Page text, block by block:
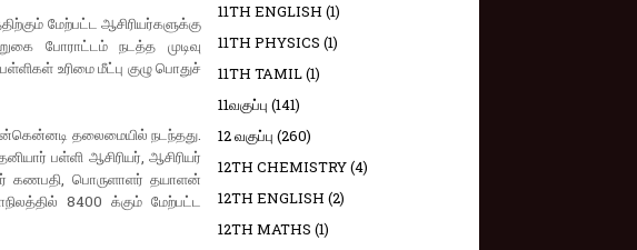
மேற்பட்ட ஆசிரியர்களுக்கு
போராட்டம் நடத்த முடிவு
உரிமை மீட்பு குழு பொதுச்
தலைமையில் நடந்தது.
பள்ளி ஆசிரியர், ஆசிரியர்
கணபதி, பொருளாளர் தயாளன்
8400 க்கும் மேற்பட்ட
11TH ENGLISH (1)
11TH PHYSICS (1)
11TH TAMIL(1)
11வகுப்பு (141)
12 வகுப்பு (260)
12TH CHEMISTRY(4)
12TH ENGLISH (2)
12TH MATHS (1)